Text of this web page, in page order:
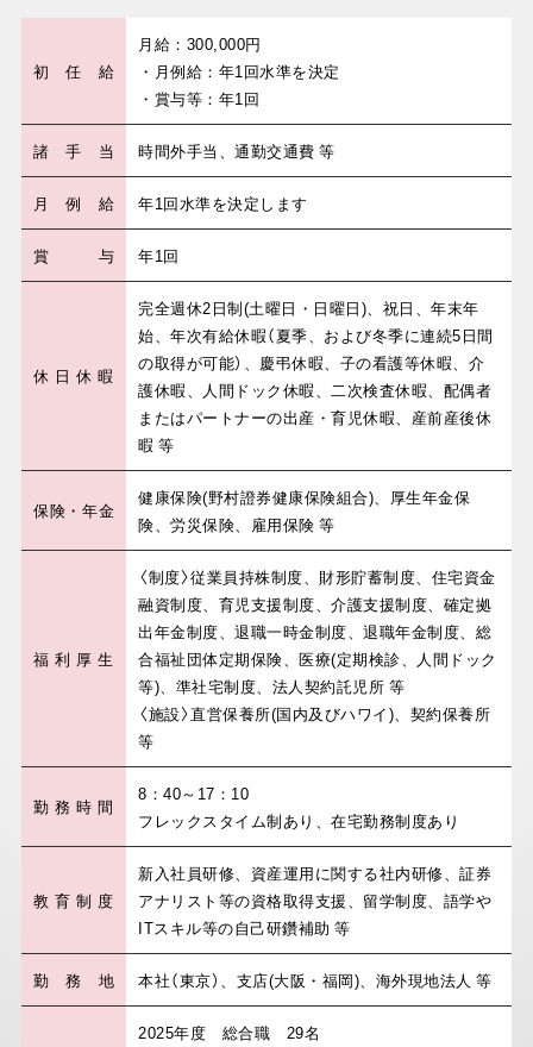
初 任 給
月給：300,000円
・月例給：年1回水準を決定
・賞与等：年1回
諸 手 当 時間外手当、通勤交通費 等
月 例 給 年1回水準を決定します
賞 与 年1回
休 日 休 暇
完全週休2日制(土曜日・日曜日)、祝日、年末年
始、年次有給休暇（夏季、および冬季に連続5日間
の取得が可能）、慶弔休暇、子の看護等休暇、介
護休暇、人間ドック休暇、二次検査休暇、配偶者
またはパートナーの出産・育児休暇、産前産後休
暇 等
保険 ・ 年金
健康保険(野村證券健康保険組合)、厚生年金保
険、労災保険、雇用保険 等
福 利 厚 生
〈制度〉従業員持株制度、財形貯蓄制度、住宅資金
融資制度、育児支援制度、介護支援制度、確定拠
出年金制度、退職一時金制度、退職年金制度、総
合福祉団体定期保険、医療(定期検診、人間ドック
等)、準社宅制度、法人契約託児所 等
〈施設〉直営保養所(国内及びハワイ)、契約保養所
等
勤 務 時 間
8：40～17：10
フレックスタイム制あり、在宅勤務制度あり
教 育 制 度
新入社員研修、資産運用に関する社内研修、証券
アナリスト等の資格取得支援、留学制度、語学や
ITスキル等の自己研鑽補助 等
勤 務 地 本社（東京）、支店(大阪・福岡)、海外現地法人 等
2025年度 総合職 29名